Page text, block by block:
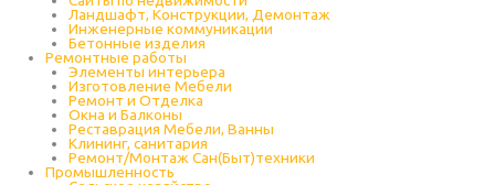
Ландшафт, Конструкции, Демонтаж
Инженерные коммуникации
Бетонные изделия
Ремонтные работы
Элементы интерьера
Изготовление Мебели
Ремонт и Отделка
Окна и Балконы
Реставрация Мебели, Ванны
Клининг, санитария
Ремонт/Монтаж Сан(Быт)техники
Промышленность